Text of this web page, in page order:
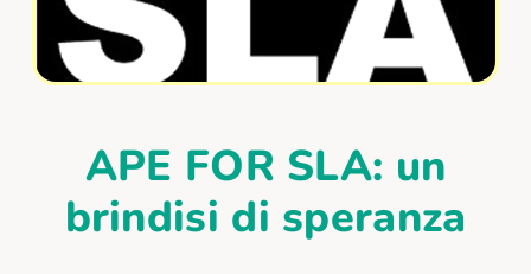
APE FOR SLA: un
brindisi di speranza